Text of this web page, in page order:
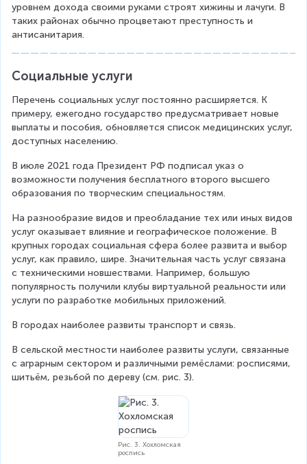
уровнем дохода своими руками строят хижины и лачуги. В
таких районах обычно процветают преступность и
антисанитария.
Социальные услуги
Перечень социальных услуг постоянно расширяется. К
примеру, ежегодно государство предусматривает новые
выплаты и пособия, обновляется список медицинских услуг,
доступных населению.
В июле 2021 года Президент РФ подписал указ о
возможности получения бесплатного второго высшего
образования по творческим специальностям.
На разнообразие видов и преобладание тех или иных видов
услуг оказывает влияние и географическое положение. В
крупных городах социальная сфера более развита и выбор
услуг, как правило, шире. Значительная часть услуг связана
с техническими новшествами. Например, большую
популярность получили клубы виртуальной реальности или
услуги по разработке мобильных приложений.
В городах наиболее развиты транспорт и связь.
В сельской местности наиболее развиты услуги, связанные
с аграрным сектором и различными ремёслами: росписями,
шитьём, резьбой по дереву (см. рис. 3).
Рис. 3. Хохломская
роспись